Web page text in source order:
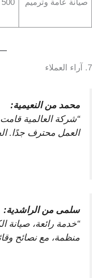
صيانة عامة وترميم 500 – 3500
7. آراء العملاء
محمد من النعيمية:
“شركة العالمية
العمل محترف جدًا.
سلمى من الراشدية:
“خدمة رائعة، صيانة
منظمة، مع نصائح